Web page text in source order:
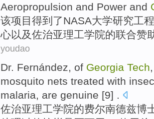
Aeropropulsion and Power and
该项目得到 了NASA大学研究工程
心以及佐治亚理工学院的联合赞
youdao
Dr. Fernández, of Georgia Tech
mosquito nets treated with
malaria, are genuine [9] .
佐治亚理工学院的费尔南德兹博